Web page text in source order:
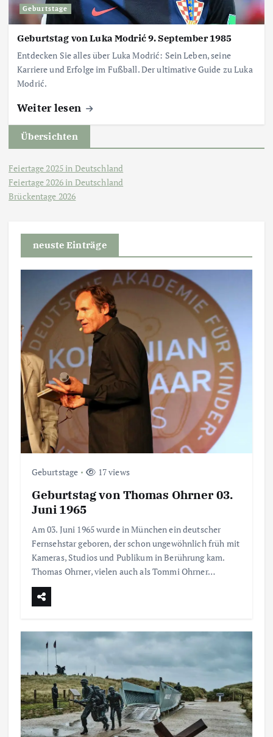
Geburtstage
Geburtstag von Luka Modrić 9. September 1985
Entdecken Sie alles über Luka Modrić: Sein Leben, seine
Karriere und Erfolge im Fußball. Der ultimative Guide zu Luka
Modrić.
Weiter lesen
Übersichten
Feiertage 2025 in Deutschland
Feiertage 2026 in Deutschland
Brückentage 2026
neuste Einträge
Geburtstage 17 views
Geburtstag von Thomas Ohrner 03.
Juni 1965
Am 03. Juni 1965 wurde in München ein deutscher
Fernsehstar geboren, der schon ungewöhnlich früh mit
Kameras, Studios und Publikum in Berührung kam.
Thomas Ohrner, vielen auch als Tommi Ohrner…